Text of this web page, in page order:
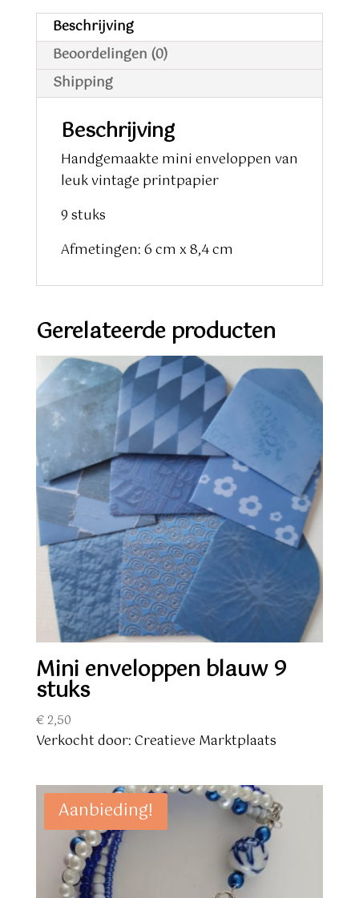
Beschrijving
Beoordelingen (0)
Shipping
Beschrijving
Handgemaakte mini enveloppen van
leuk vintage printpapier
9 stuks
Afmetingen: 6 cm x 8,4 cm
Gerelateerde producten
Mini enveloppen blauw 9
stuks
€2,50
Verkocht door: Creatieve Marktplaats
Aanbieding!